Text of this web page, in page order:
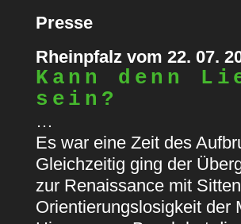
Presse
Rheinpfalz vom 22. 07.
Kann denn
sein?
…
Es war eine Zeit des
Gleichzeitig ging der
zur Renaissance mit
Orientierungslosigkeit der